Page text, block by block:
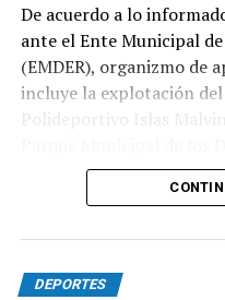
De acuerdo a lo
ante el Ente Municipal
(EMDER), organizmo de
incluye la explotación
Polideportivo Islas
A tal efecto, el secretario
Comisión ad hoc que
analizar la
DEPORTES